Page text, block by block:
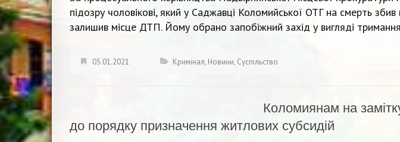
підозру чоловікові, який у Саджавці Коломийської ОТГ на смерть збив
залишив місце ДТП. Йому обрано запобіжний захід у вигляді
05.01.2021 Кримінал, Новини, Суспільство
Коломиянам на
до порядку призначення житлових субсидій